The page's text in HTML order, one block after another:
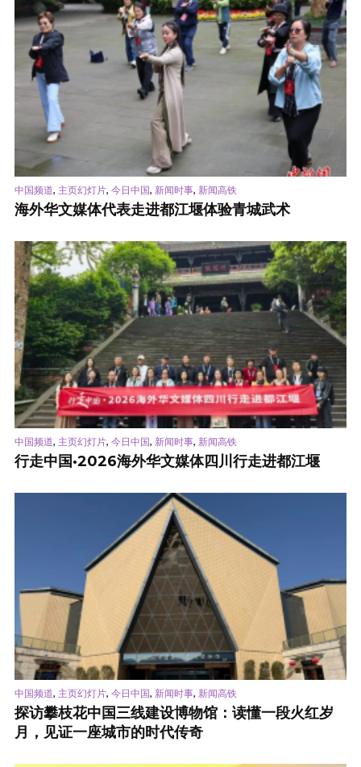
中国频道, 主页幻灯片, 今日中国, 新闻时事, 新闻高铁
海外华文媒体代表走进都江堰体验青城武术
中国频道, 主页幻灯片, 今日中国, 新闻时事, 新闻高铁
行走中国·2026海外华文媒体四川行走进都江堰
中国频道, 主页幻灯片, 今日中国, 新闻时事, 新闻高铁
探访攀枝花中国三线建设博物馆：读懂一段火红岁
月，见证一座城市的时代传奇